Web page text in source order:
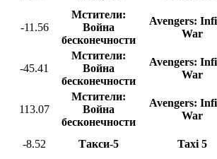
-11.56
Мстители:
Война
бесконечности
Avengers:
War
-45.41
Мстители:
Война
бесконечности
Avengers:
War
113.07
Мстители:
Война
бесконечности
Avengers:
War
-8.52 Такси-5
Taxi 5